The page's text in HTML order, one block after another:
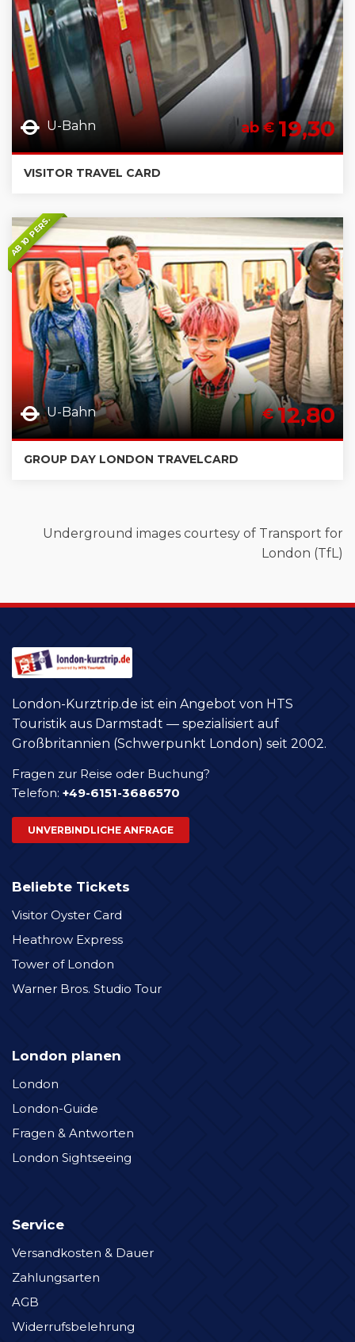
U-Bahn ab €19,30
VISITOR TRAVEL CARD
AB 10 PERS.
U-Bahn €12,80
GROUP DAY LONDON TRAVELCARD
Underground images courtesy of Transport for
London (TfL)
London-Kurztrip.de ist ein Angebot von HTS
Touristik aus Darmstadt — spezialisiert auf
Großbritannien (Schwerpunkt London) seit 2002.
Fragen zur Reise oder Buchung?
Telefon: +49-6151-3686570
UNVERBINDLICHE ANFRAGE
Beliebte Tickets
Visitor Oyster Card
Heathrow Express
Tower of London
Warner Bros. Studio Tour
London planen
London
London-Guide
Fragen & Antworten
London Sightseeing
Service
Versandkosten & Dauer
Zahlungsarten
AGB
Widerrufsbelehrung